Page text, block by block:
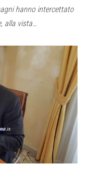
hanno intercettato
alla vista…